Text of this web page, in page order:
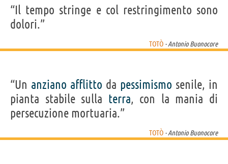
“Il tempo stringe e col restringimento sono
dolori.”
TOTÒ - Antonio Buonocore
“Un anziano afflitto da pessimismo senile, in
pianta stabile sulla terra, con la mania di
persecuzione mortuaria.”
TOTÒ - Antonio Buonocore